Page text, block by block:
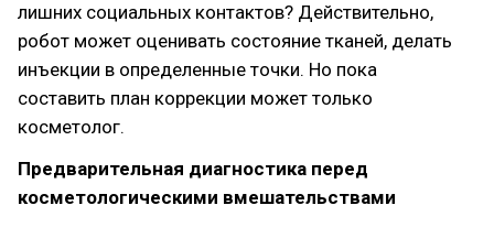
лишних социальных контактов? Действительно,
робот может оценивать состояние тканей, делать
инъекции в определенные точки. Но пока
составить план коррекции может только
косметолог.
Предварительная диагностика перед
косметологическими вмешательствами